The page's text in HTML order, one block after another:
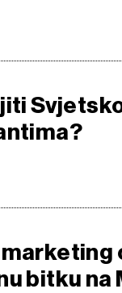
bitku na